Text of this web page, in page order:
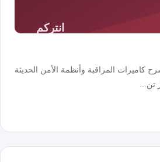
المراقبة وأنظمة الأمن الحديثة